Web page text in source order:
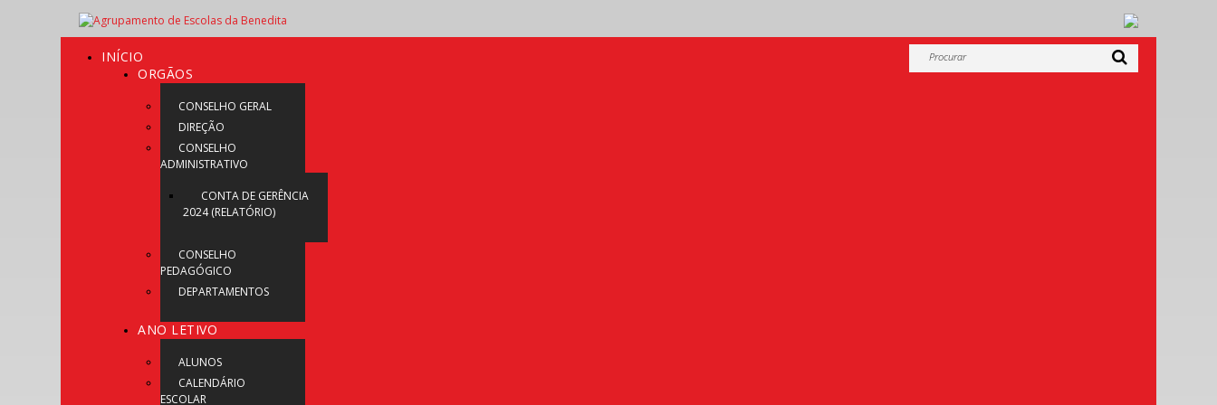
INÍCIO
ORGÃOS
CONSELHO GERAL
DIREÇÃO
CONSELHO
ADMINISTRATIVO
CONTA DE GERÊNCIA
2024 (RELATÓRIO)
CONSELHO
PEDAGÓGICO
DEPARTAMENTOS
ANO LETIVO
ALUNOS
CALENDÁRIO
ESCOLAR